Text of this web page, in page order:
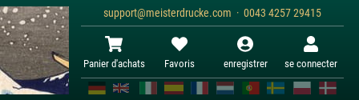
support@meisterdrucke.com · 0043 4257 29415
Panier d'achats Favoris enregistrer se connecter